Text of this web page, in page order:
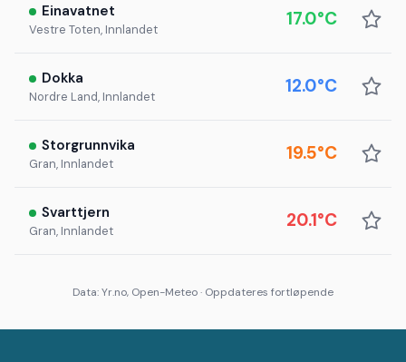
Einavatnet
Vestre Toten, Innlandet 17.0°C
Dokka
Nordre Land, Innlandet 12.0°C
Storgrunnvika
Gran, Innlandet 19.5°C
Svarttjern
Gran, Innlandet 20.1°C
Data: Yr.no, Open-Meteo · Oppdateres fortløpende